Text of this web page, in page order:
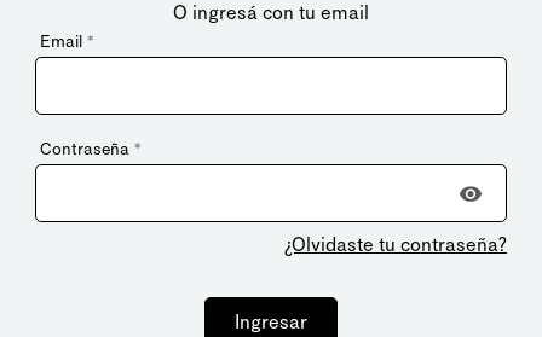
O ingresá con tu email
Email *
Contraseña *
¿Olvidaste tu contraseña?
Ingresar